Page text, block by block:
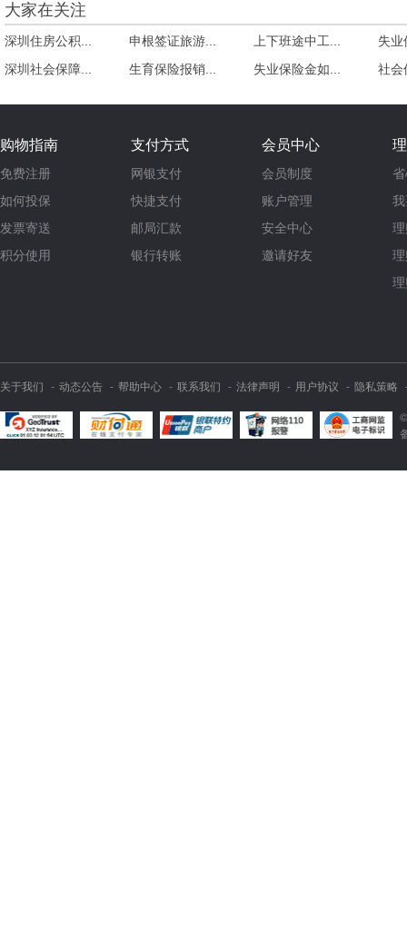
大家在关注
深圳住房公积... 申根签证旅游... 上下班途中工...
失业
深圳社会保障...
生育保险报销... 失业保险金如... 社会
购物指南
免费注册
如何投保
发票寄送
积分使用
支付方式
网银支付
快捷支付
邮局汇款
银行转账
会员中心
会员制度
账户管理
安全中心
邀请好友
关于我们 动态公告 帮助中心 联系我们 法律声明 用户协议
隐私策略
©